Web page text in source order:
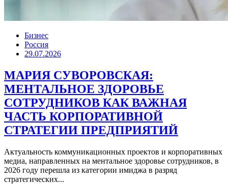
Бизнес
Россия
29.07.2026
МАРИЯ СУВОРОВСКАЯ:
МЕНТАЛЬНОЕ ЗДОРОВЬЕ
СОТРУДНИКОВ КАК ВАЖНАЯ
ЧАСТЬ КОРПОРАТИВНОЙ
СТРАТЕГИИ ПРЕДПРИЯТИЙ
Актуальность коммуникационных проектов и корпоративных
медиа, направленных на ментальное здоровье сотрудников, в
2026 году перешла из категории имиджа в разряд
стратегических...